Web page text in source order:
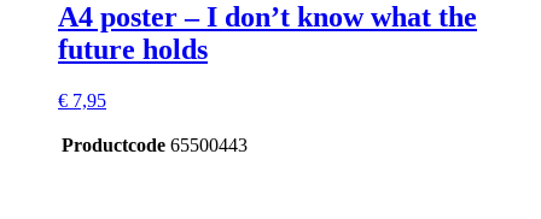
A4 poster – I don’t know what the
future holds
€ 7,95
Productcode 65500443